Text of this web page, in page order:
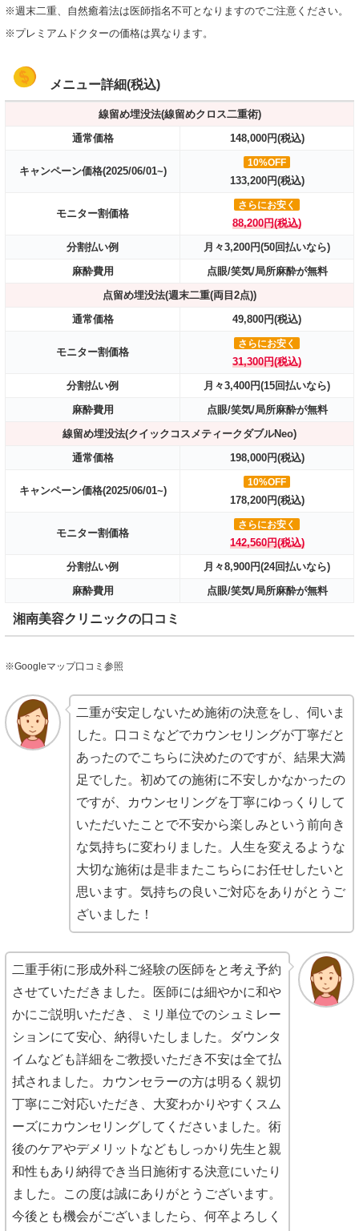
※週末二重、自然癒着法は医師指名不可となりますのでご注意ください。
※プレミアムドクターの価格は異なります。
メニュー詳細(税込)
線留め埋没法(線留めクロス二重術)
通常価格
148,000円(税込)
キャンペーン価格(2025/06/01~)
10%OFF
133,200円(税込)
モニター割価格
さらにお安く
88,200円(税込)
分割払い例
月々3,200円(50回払いなら)
麻酔費用
点眼/笑気/局所麻酔が無料
点留め埋没法(週末二重(両目2点))
通常価格
49,800円(税込)
モニター割価格
さらにお安く
31,300円(税込)
分割払い例
月々3,400円(15回払いなら)
麻酔費用
点眼/笑気/局所麻酔が無料
線留め埋没法(クイックコスメティークダブルNeo)
通常価格
198,000円(税込)
キャンペーン価格(2025/06/01~)
10%OFF
178,200円(税込)
モニター割価格
さらにお安く
142,560円(税込)
分割払い例
月々8,900円(24回払いなら)
麻酔費用
点眼/笑気/局所麻酔が無料
湘南美容クリニックの口コミ
※Googleマップ口コミ参照
二重が安定しないため施術の決意をし、伺いま
した。口コミなどでカウンセリングが丁寧だと
あったのでこちらに決めたのですが、結果大満
足でした。初めての施術に不安しかなかったの
ですが、カウンセリングを丁寧にゆっくりして
いただいたことで不安から楽しみという前向き
な気持ちに変わりました。人生を変えるような
大切な施術は是非またこちらにお任せしたいと
思います。気持ちの良いご対応をありがとうご
ざいました！
二重手術に形成外科ご経験の医師をと考え予約
させていただきました。医師には細やかに和や
かにご説明いただき、ミリ単位でのシュミレー
ションにて安心、納得いたしました。ダウンタ
イムなども詳細をご教授いただき不安は全て払
拭されました。カウンセラーの方は明るく親切
丁寧にご対応いただき、大変わかりやすくスム
ーズにカウンセリングしてくださいました。術
後のケアやデメリットなどもしっかり先生と親
和性もあり納得でき当日施術する決意にいたり
ました。この度は誠にありがとうございます。
今後とも機会がございましたら、何卒よろしく